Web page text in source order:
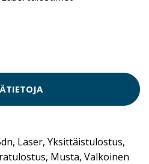
Laser, Yksittäistulostus,
Musta, Valkoinen